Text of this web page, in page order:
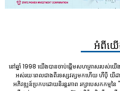
អំពីយ
នៅឆ្នាំ 1998 យើងបានចាប់ផ្តើមសហគ្រាសរបស់
អស់រយៈពេលជាងពីរទស្សវត្សមកហើយ ហឺប៉ី យីដា
អភិវឌ្ឍន៍ប្រកបដោយនិរន្តរភាព រក្សាបេសកកម្